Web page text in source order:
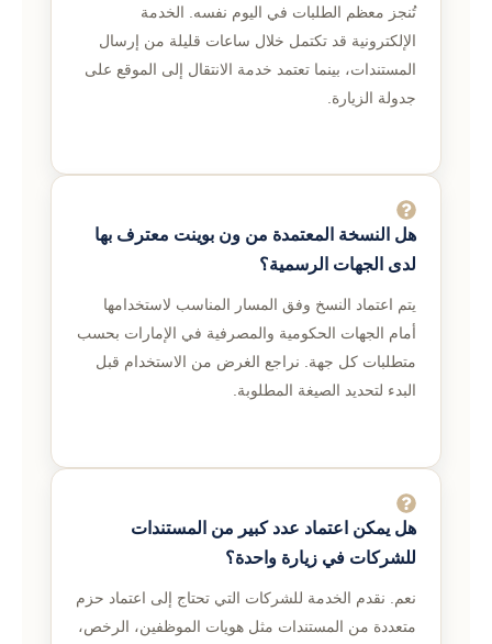
تُنجز معظم الطلبات في اليوم نفسه. الخدمة
الإلكترونية قد تكتمل خلال ساعات قليلة من إرسال
المستندات، بينما تعتمد خدمة الانتقال إلى الموقع على
جدولة الزيارة.
هل النسخة المعتمدة من ون بوينت معترف بها
لدى الجهات الرسمية؟
يتم اعتماد النسخ وفق المسار المناسب لاستخدامها
أمام الجهات الحكومية والمصرفية في الإمارات بحسب
متطلبات كل جهة. نراجع الغرض من الاستخدام قبل
البدء لتحديد الصيغة المطلوبة.
هل يمكن اعتماد عدد كبير من المستندات
للشركات في زيارة واحدة؟
نعم. نقدم الخدمة للشركات التي تحتاج إلى اعتماد حزم
متعددة من المستندات مثل هويات الموظفين، الرخص،